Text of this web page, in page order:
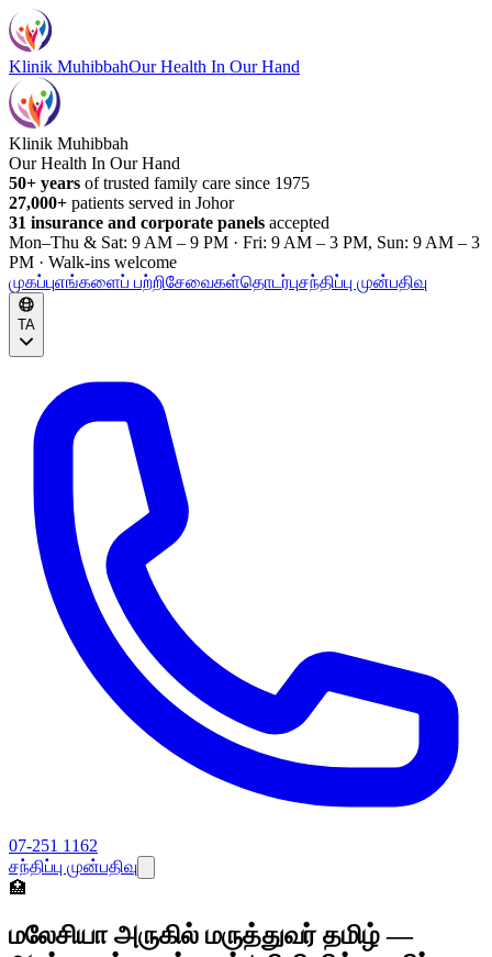
Klinik MuhibbahOur Health In Our Hand
Klinik Muhibbah
Our Health In Our Hand
50+ years of trusted family care since 1975
27,000+ patients served in Johor
31 insurance and corporate panels accepted
Mon–Thu & Sat: 9 AM – 9 PM · Fri: 9 AM – 3 PM, Sun: 9 AM – 3
PM · Walk-ins welcome
முகப்புஎங்களைப் பற்றிசேவைகள்தொடர்புசந்திப்பு முன்பதிவு
TA
07-251 1162
சந்திப்பு முன்பதிவு
🏥
மலேசியா அருகில் மருத்துவர் தமிழ் —